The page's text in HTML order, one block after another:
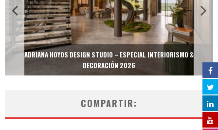
ADRIANA HOYOS DESIGN STUDIO – ESPECIAL INTERIORISMO &
DECORACIÓN 2026
COMPARTIR: